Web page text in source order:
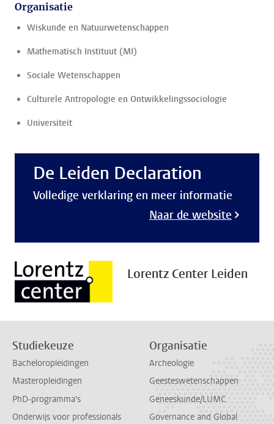
Organisatie
Wiskunde en Natuurwetenschappen
Mathematisch Instituut (MI)
Sociale Wetenschappen
Culturele Antropologie en Ontwikkelingssociologie
Universiteit
De Leiden Declaration
Volledige verklaring en meer informatie
Naar de website
Lorentz Center Leiden
Studiekeuze
Bacheloropleidingen
Masteropleidingen
PhD-programma's
Onderwijs voor professionals
Organisatie
Archeologie
Geesteswetenschappen
Geneeskunde/LUMC
Governance and Global